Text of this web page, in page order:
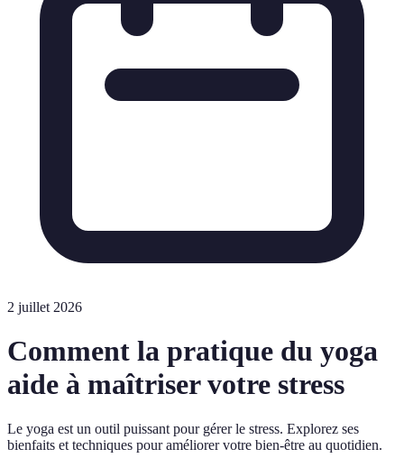
2 juillet 2026
Comment la pratique du yoga
aide à maîtriser votre stress
Le yoga est un outil puissant pour gérer le stress. Explorez ses
bienfaits et techniques pour améliorer votre bien-être au quotidien.